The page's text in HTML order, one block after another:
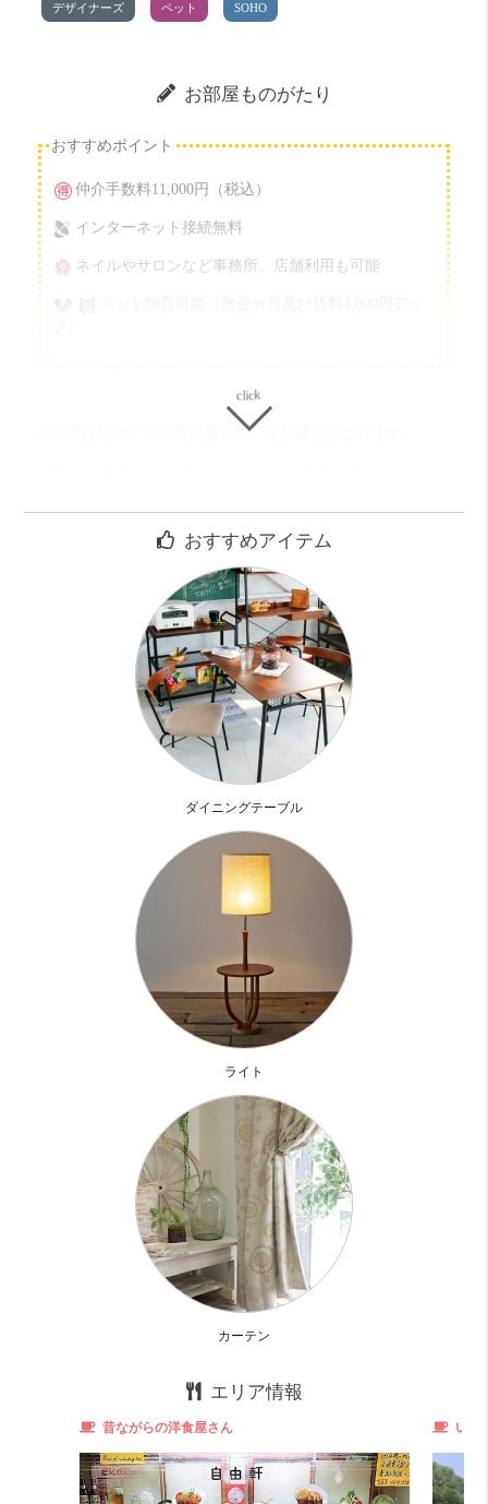
デザイナーズ ペット SOHO
お部屋ものがたり
おすすめポイント
仲介手数料11,000円（税込）
インターネット接続無料
ネイルやサロンなど事務所、店舗利用も可能
※写真は同タイプの別部屋です。現状優先となります。
道頓堀川の近くのパリッと部屋。
高級分譲マンション並みに、設備も充実してます
収納は一人なら普通ですが、二人だとちょっと小さいようで
でも水廻りの設備は特に目を引きます
キッチンの上段に食器棚があるのはとても嬉しい
キッチン用品って意外と収納場所に困るんです。
特にワンルームなんてそう！
自炊をする人が増えてる中、ちょっとした食器が収納できる
ここはワンルームではありませんが、
ここにそれがあるのはナイスです
お部屋のテイストも落ち着いた茶系で
オリエンタルな雰囲気がリッチ
オリエンタルモダンと設備の充実で1DKでも、リッチな生活
お部屋診断
おすすめアイテム
ダイニングテーブル
ライト
カーテン
エリア情報
昔ながらの洋食屋さん いく